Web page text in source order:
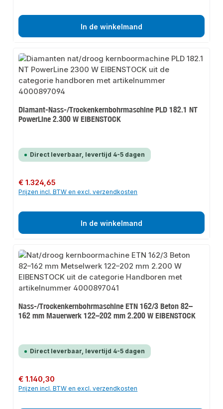
In de winkelmand
Diamant-Nass-/Trockenkernbohrmaschine PLD 182.1 NT
PowerLine 2.300 W EIBENSTOCK
Direct leverbaar, levertijd 4-5 dagen
Normale prijs:
€ 1.324,65
Prijzen incl. BTW en excl. verzendkosten
In de winkelmand
Nass-/Trockenkernbohrmaschine ETN 162/3 Beton 82–
162 mm Mauerwerk 122–202 mm 2.200 W EIBENSTOCK
Direct leverbaar, levertijd 4-5 dagen
Normale prijs:
€ 1.140,30
Prijzen incl. BTW en excl. verzendkosten